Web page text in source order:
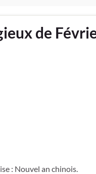
de
: Nouvel an chinois.